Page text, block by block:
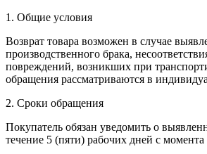
1. Общие условия
Возврат товара возможен в случае
производственного брака,
повреждений, возникших при
обращения рассматриваются в
2. Сроки обращения
Покупатель обязан уведомить о
течение 5 (пяти) рабочих дней с момента